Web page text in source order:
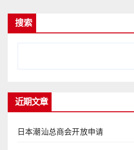
页
搜索
近期文章
日本潮汕总商会开放申请